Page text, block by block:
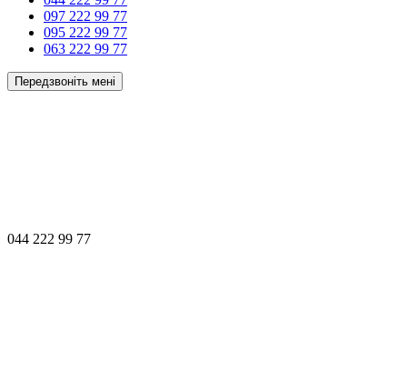
097 222 99 77
095 222 99 77
063 222 99 77
Передзвоніть мені
044 222 99 77